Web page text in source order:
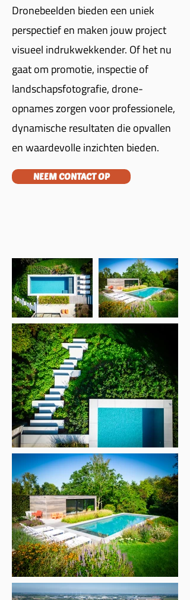
Dronebeelden bieden een uniek
perspectief en maken jouw project
visueel indrukwekkender. Of het nu
gaat om promotie, inspectie of
landschapsfotografie, drone-
opnames zorgen voor professionele,
dynamische resultaten die opvallen
en waardevolle inzichten bieden.
NEEM CONTACT OP